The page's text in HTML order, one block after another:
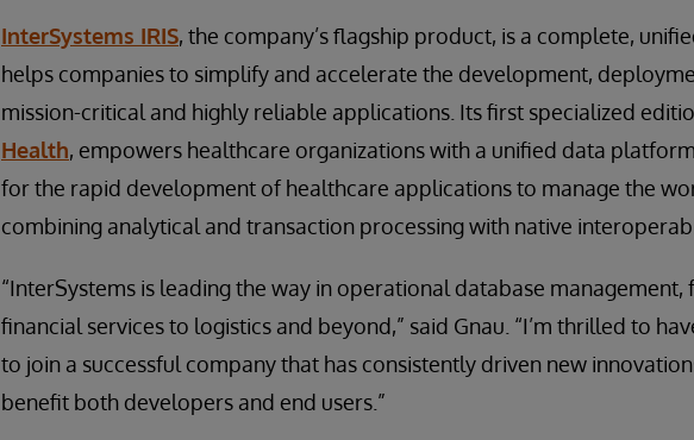
InterSystems IRIS, the company’s flagship product, is a complete,
helps companies to simplify and accelerate the development,
mission-critical and highly reliable applications. Its first specialized
Health, empowers healthcare organizations with a unified data
for the rapid development of healthcare applications to manage the
combining analytical and transaction processing with native
“InterSystems is leading the way in operational database
financial services to logistics and beyond,” said Gnau. “I’m thrilled to
to join a successful company that has consistently driven new
benefit both developers and end users.”